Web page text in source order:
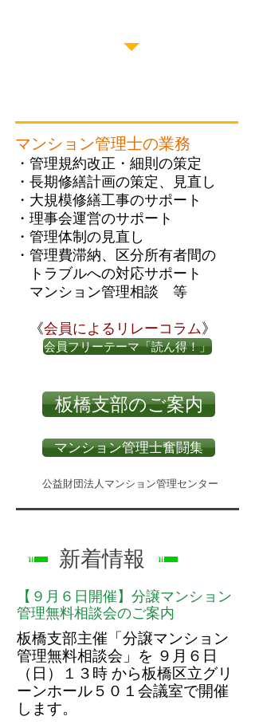
マンション管理士の業務
・管理規約改正・細則の策定
・長期修繕計画の策定、見直し
・大規模修繕工事のサポート
​・理事会運営のサポート
・管理体制の見直し
・管理費滞納、区分所有者間の
トラブルへの対応サポート
マンション管理相談 等
《会員によるリレーコラム》
会員フリーテーマ「読ん得！」
板橋支部のご案内
マンション管理士奮闘集
公益財団法人マンション管理センター
新着情報
【９月６日開催】分譲マンション
管理無料相談会のご案内
板橋支部主催「分譲マンション
管理無料相談会」を ９月６日
（日）１３時 から​板橋区立グリ
ーンホール５０１会議室で開催
します。